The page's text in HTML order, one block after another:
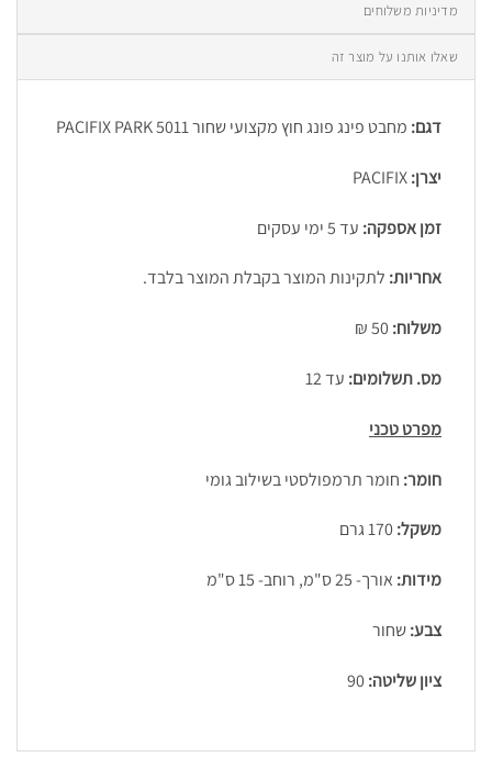
מדיניות משלוחים
שאלו אותנו על מוצר זה
דגם: מחבט פינג פונג חוץ מקצועי שחור PACIFIX PARK 5011
יצרן:
זמן אספקה: עד 5 ימי עסקים
אחריות: לתקינות המוצר בקבלת המוצר בלבד.
משלוח:50 ₪
מס. תשלומים: עד 12
מפרט טכני
חומר: חומר תרמפולסטי בשילוב גומי
משקל:170 גרם
מידות: אורך- 25 ס"מ, רוחב- 15 ס"מ
צבע:שחור
ציון שליטה: